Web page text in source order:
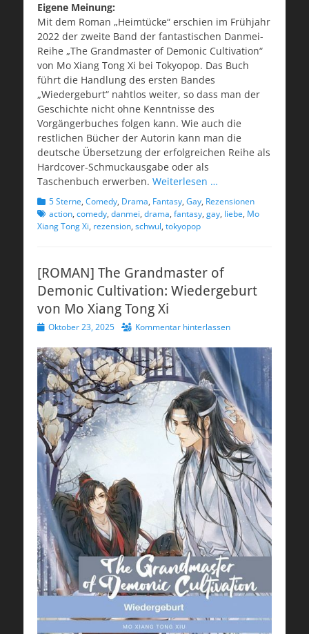
Eigene Meinung:
Mit dem Roman „Heimtücke“ erschien im Frühjahr
2022 der zweite Band der fantastischen Danmei-
Reihe „The Grandmaster of Demonic Cultivation“
von Mo Xiang Tong Xi bei Tokyopop. Das Buch
führt die Handlung des ersten Bandes
„Wiedergeburt“ nahtlos weiter, so dass man der
Geschichte nicht ohne Kenntnisse des
Vorgängerbuches folgen kann. Wie auch die
restlichen Bücher der Autorin kann man die
deutsche Übersetzung der erfolgreichen Reihe als
Hardcover-Schmuckausgabe oder als
Taschenbuch erwerben. Weiterlesen …
Kategorien
5 Sterne, Comedy, Drama, Fantasy, Gay, Rezensionen
action, comedy, danmei, drama, fantasy, gay, liebe, Mo
Xiang Tong Xi, rezension, schwul, tokyopop
[ROMAN] The Grandmaster of
Demonic Cultivation: Wiedergeburt
von Mo Xiang Tong Xi
Veröffentlicht
Oktober 23, 2025 Kommentar hinterlassen